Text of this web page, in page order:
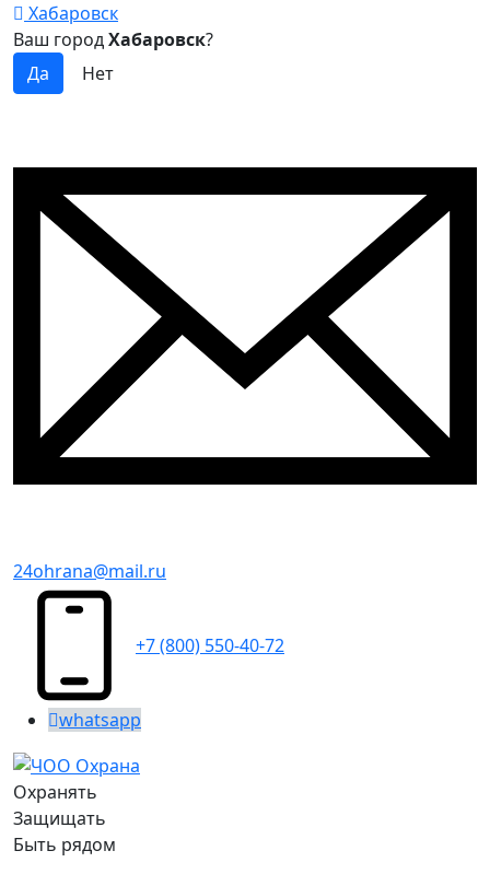
Хабаровск
Ваш городХабаровск?
24ohrana@mail.ru
+7 (800) 550-40-72
whatsapp
Охранять
Защищать
Быть рядом